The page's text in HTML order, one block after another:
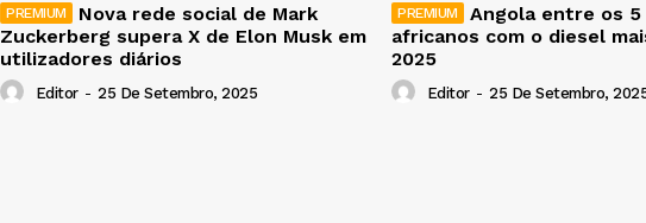
Nova rede social de Mark
Zuckerberg supera X de Elon Musk em
utilizadores diários
Editor - 25 De Setembro, 2025
Angola entre os 5
africanos com o diesel
2025
Editor - 25 De Setembro,